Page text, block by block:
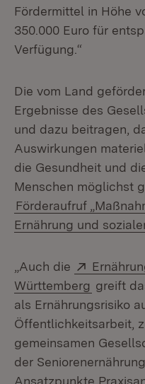
Fördermittel in Höhe
350.000 Euro für
Verfügung.“
Die vom Land
Ergebnisse des
und dazu beitragen,
Auswirkungen
die Gesundheit und
Menschen möglichst
Förderaufruf
Ernährung und
„Auch die Extern:
Württemberg (Öffnet
greift
als Ernährungsrisiko
Öffentlichkeitsarbeit,
gemeinsamen
der
Ansatzpunkte